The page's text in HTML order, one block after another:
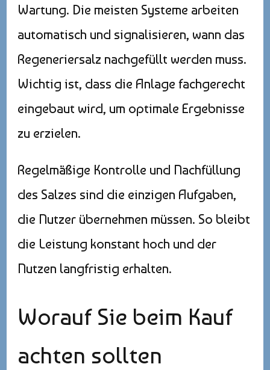
Wartung. Die meisten Systeme arbeiten
automatisch und signalisieren, wann das
Regeneriersalz nachgefüllt werden muss.
Wichtig ist, dass die Anlage fachgerecht
eingebaut wird, um optimale Ergebnisse
zu erzielen.
Regelmäßige Kontrolle und Nachfüllung
des Salzes sind die einzigen Aufgaben,
die Nutzer übernehmen müssen. So bleibt
die Leistung konstant hoch und der
Nutzen langfristig erhalten.
Worauf Sie beim Kauf
achten sollten